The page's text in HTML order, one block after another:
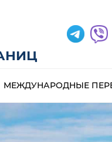
МЕЖДУНАРОДНЫЕ